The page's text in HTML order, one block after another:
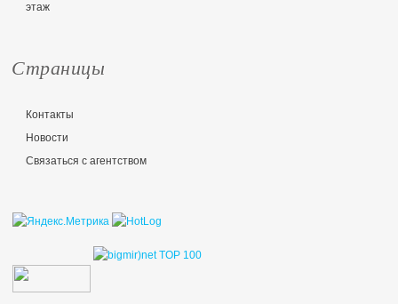
этаж
Страницы
Контакты
Новости
Связаться с агентством